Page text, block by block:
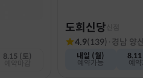
8.15 (토)
도희신당
4.9(139) · 경남 양
내일 (월)
예약가능
예